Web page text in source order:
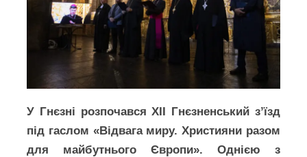
У Гнєзні розпочався XII Гнєзненський з’їзд
під гаслом «Відвага миру. Християни разом
для майбутнього Європи». Однією з